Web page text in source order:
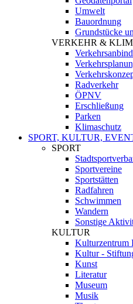
Umwelt
Bauordnung
Grundstücke
VERKEHR &
Radverkehr
ÖPNV
Erschließung
Parken
Klimaschutz
SPORT, KULTUR,
SPORT
Sportvereine
Sportstätten
Radfahren
Schwimmen
Wandern
Sonstige
KULTUR
Kulturzentrum
Kultur -
Kunst
Literatur
Museum
Musik